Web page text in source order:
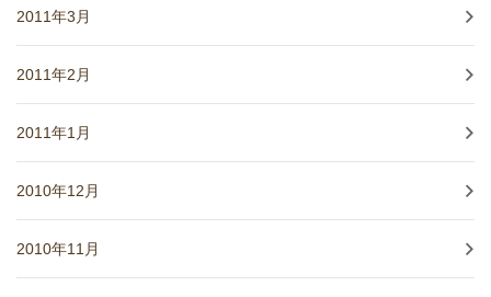
2011年3月
2011年2月
2011年1月
2010年12月
2010年11月